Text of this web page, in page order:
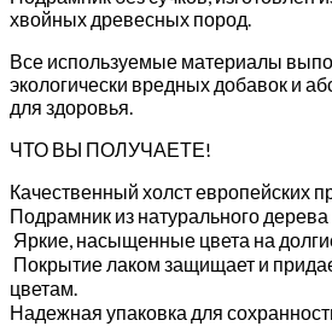
хвойных древесных пород.
Все используемые материалы
экологически вредных добавок и
для здоровья.
ЧТО ВЫ ПОЛУЧАЕТЕ!
Качественный холст европейских
Подрамник из натурального дерева
Яркие, насыщенные цвета на
Покрытие лаком защищает и
цветам.
Надежная упаковка для